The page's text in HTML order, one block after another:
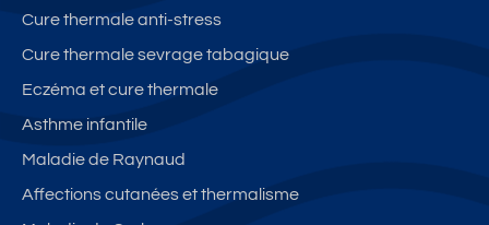
Cure thermale anti-stress
Cure thermale sevrage tabagique
Eczéma et cure thermale
Asthme infantile
Maladie de Raynaud
Affections cutanées et thermalisme